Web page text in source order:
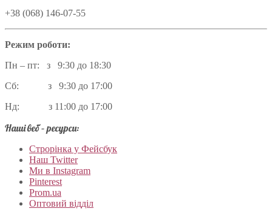
+38 (068) 146-07-55
Режим роботи:
Пн – пт: з 9:30 до 18:30
Сб: з 9:30 до 17:00
Нд: з 11:00 до 17:00
Наші веб – ресурси:
Строрінка у Фейсбук
Наш Twitter
Ми в Instagram
Pinterest
Prom.ua
Оптовий відділ